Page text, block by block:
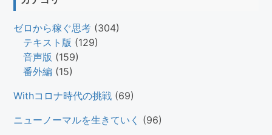
ゼロから稼ぐ思考 (304)
テキスト版 (129)
音声版 (159)
番外編 (15)
Withコロナ時代の挑戦 (69)
ニューノーマルを生きていく (96)